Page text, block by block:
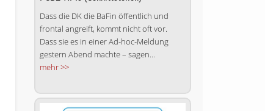
Dass die DK die BaFin öffentlich und
frontal angreift, kommt nicht oft vor.
Dass sie es in einer Ad-hoc-Meldung
gestern Abend machte – sagen...
mehr >>